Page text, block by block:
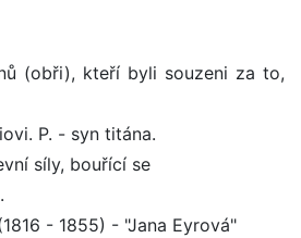
(obři), kteří byli souzeni za to,
P. - syn titána.
síly, bouřící se
- 1855) - "Jana Eyrová"